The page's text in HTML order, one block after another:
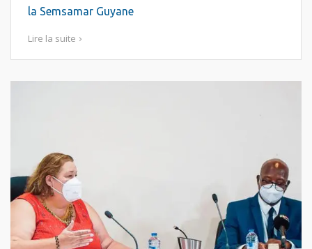
la Semsamar Guyane
Lire la suite